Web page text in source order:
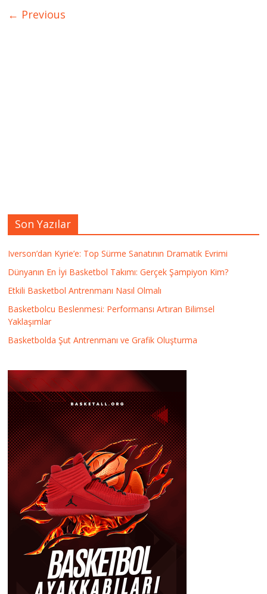
← Previous
Son Yazılar
Iverson’dan Kyrie’e: Top Sürme Sanatının Dramatik Evrimi
Dünyanın En İyi Basketbol Takımı: Gerçek Şampiyon Kim?
Etkili Basketbol Antrenmanı Nasıl Olmalı
Basketbolcu Beslenmesi: Performansı Artıran Bilimsel
Yaklaşımlar
Basketbolda Şut Antrenmanı ve Grafik Oluşturma